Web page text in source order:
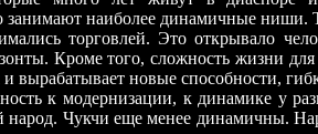
наиболее динамичные ниши.
торговлей. Это открывало
Кроме того, сложность жизни
и вырабатывает новые способности,
к модернизации, к динамике у
Чукчи еще менее динамичны.